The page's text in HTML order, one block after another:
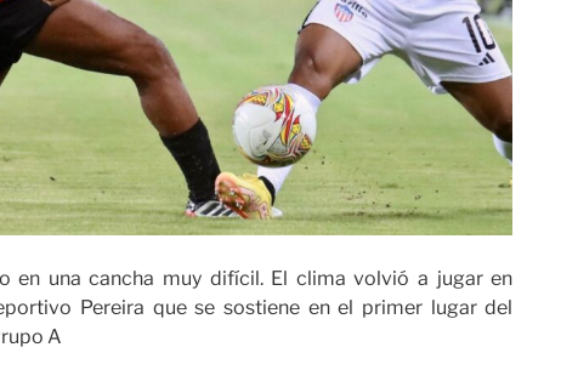
en una cancha muy difícil. El clima volvió a jugar en
Pereira que se sostiene en el primer lugar del
A